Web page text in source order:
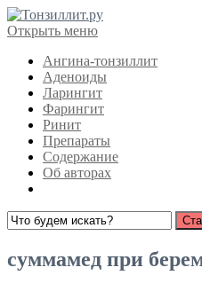
Открыть меню
Ангина-тонзиллит
Аденоиды
Ларингит
Фарингит
Ринит
Препараты
Содержание
Об авторах
суммамед при